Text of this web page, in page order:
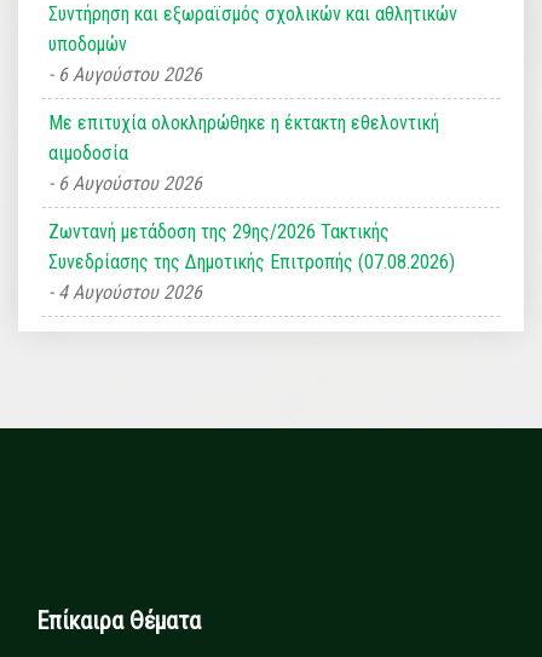
Συντήρηση και εξωραϊσμός σχολικών και αθλητικών
υποδομών
6 Αυγούστου 2026
Με επιτυχία ολοκληρώθηκε η έκτακτη εθελοντική
αιμοδοσία
6 Αυγούστου 2026
Ζωντανή μετάδοση της 29ης/2026 Τακτικής
Συνεδρίασης της Δημοτικής Επιτροπής (07.08.2026)
4 Αυγούστου 2026
Επίκαιρα Θέματα